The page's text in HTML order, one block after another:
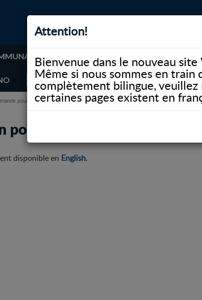
Attention!
Bienvenue dans le nouveau site
Même si nous sommes en train
complètement bilingue,
certaines pages existent en
BIBLIOTHÈQUE
pour un poste et information
poste et information
disponible en English.